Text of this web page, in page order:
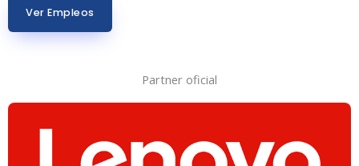
Ver Empleos
Partner oficial